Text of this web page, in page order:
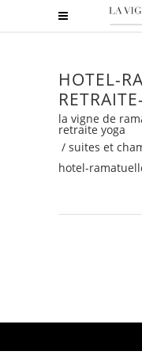
HOTEL-
la vigne de
retraite yoga
/ suites et
hotel-